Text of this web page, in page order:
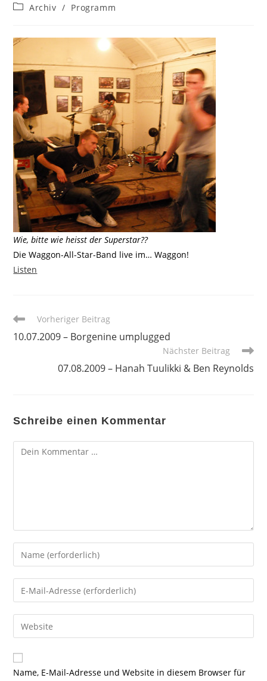
Beitrags-
Archiv / Programm
Wie, bitte wie heisst der Superstar??
Die Waggon-All-Star-Band live im… Waggon!
Listen
Weitere
ansehen
Vorheriger Beitrag
10.07.2009 – Borgenine umplugged
Nächster Beitrag
07.08.2009 – Hanah Tuulikki & Ben Reynolds
Schreibe einen Kommentar
Kommentar
Gib
deinen
Namen
oder
zum
Kommentieren
ein
Gib
deine
E-
Mail-
zum
Kommentieren
Gib
deine
Website-
URL
Name, E-Mail-Adresse und Website in diesem Browser für